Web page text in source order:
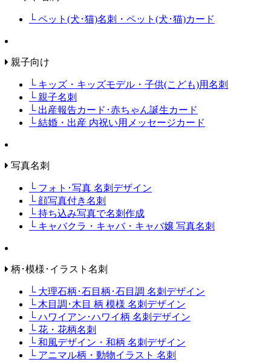
└ ペット(犬･猫)名刺・ペット(犬･猫)カード
親子向け
└ キッズ・キッズモデル・子供(こども)用名刺
└ 親子名刺
└ 出産報告カード･赤ちゃん誕生カード
└ 結婚・出産 内祝い用メッセージカード
写真名刺
└ フォト･写真 名刺デザイン
└ 顔写真付き名刺
└ 持ち込み写真で名刺作成
└ キャバクラ・キャバ・キャバ嬢 写真名刺
柄･模様･イラスト名刺
└ 大理石柄･石目柄･石目調 名刺デザイン
└ 木目調･木目 柄 模様 名刺デザイン
└ ハワイアン･ハワイ柄 名刺デザイン
└ 花・花柄名刺
└ 和風デザイン・和柄 名刺デザイン
└ アニマル柄・動物イラスト 名刺